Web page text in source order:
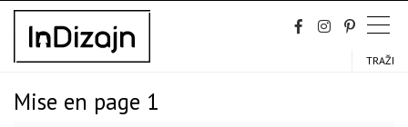
Skip
content
TRAŽI
Mise en page 1